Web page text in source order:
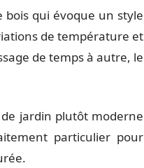
qui évoque un style
de température et
de temps à autre, le
jardin plutôt moderne
particulier pour